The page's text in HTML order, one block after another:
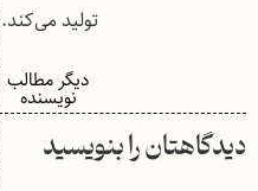
تولید می‌کند.
دیگر مطالب
نویسنده
دیدگاهتان را بنویسید